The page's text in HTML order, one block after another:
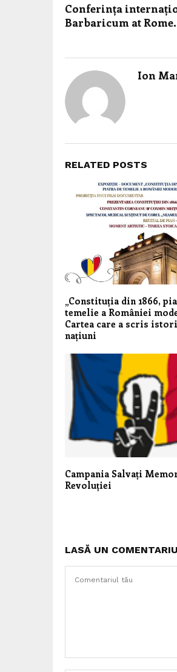
Conferința
Barbaricum at
Ion
RELATED POSTS
„Constituția din 1866,
temelie a României
Cartea care a scris
națiuni
Campania Salvați
Revoluției
LASĂ UN COMENTARIU